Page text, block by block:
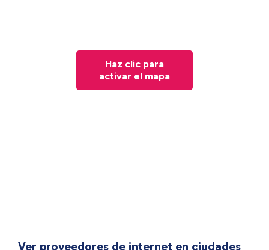
Haz clic para
activar el mapa
Ver proveedores de internet en ciudades